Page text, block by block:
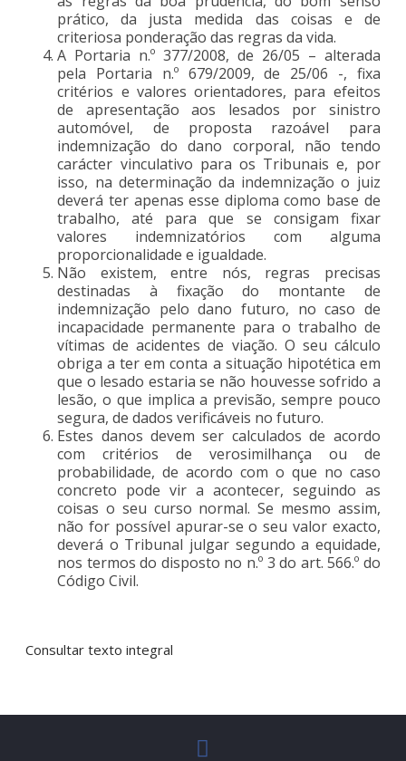
prático, da justa medida das coisas e de
criteriosa ponderação das regras da vida.
A Portaria n.º 377/2008, de 26/05 – alterada
pela Portaria n.º 679/2009, de 25/06 -, fixa
critérios e valores orientadores, para efeitos
de apresentação aos lesados por sinistro
automóvel, de proposta razoável para
indemnização do dano corporal, não tendo
carácter vinculativo para os Tribunais e, por
isso, na determinação da indemnização o juiz
deverá ter apenas esse diploma como base de
trabalho, até para que se consigam fixar
valores indemnizatórios com alguma
proporcionalidade e igualdade.
Não existem, entre nós, regras precisas
destinadas à fixação do montante de
indemnização pelo dano futuro, no caso de
incapacidade permanente para o trabalho de
vítimas de acidentes de viação. O seu cálculo
obriga a ter em conta a situação hipotética em
que o lesado estaria se não houvesse sofrido a
lesão, o que implica a previsão, sempre pouco
segura, de dados verificáveis no futuro.
Estes danos devem ser calculados de acordo
com critérios de verosimilhança ou de
probabilidade, de acordo com o que no caso
concreto pode vir a acontecer, seguindo as
coisas o seu curso normal. Se mesmo assim,
não for possível apurar-se o seu valor exacto,
deverá o Tribunal julgar segundo a equidade,
nos termos do disposto no n.º 3 do art. 566.º do
Código Civil.
Consultar texto integral